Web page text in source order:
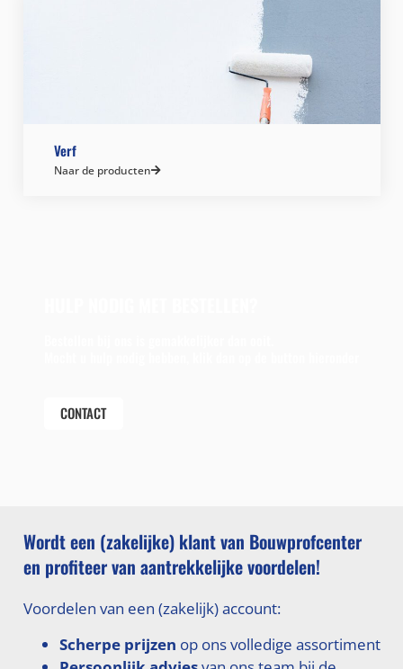
Verf
Naar de producten
CONTACT
Wordt een (zakelijke) klant van Bouwprofcenter
en profiteer van aantrekkelijke voordelen!
Voordelen van een (zakelijk) account:
Scherpe prijzen op ons volledige assortiment